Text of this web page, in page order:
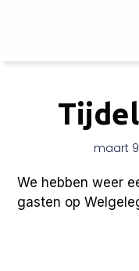
maart
We hebben weer
gasten op